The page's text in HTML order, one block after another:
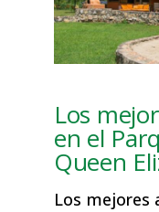
Los
en el
Queen
Los mejores